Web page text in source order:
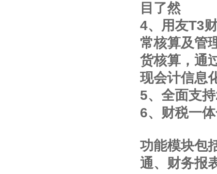
目了然
4、用友T3
常核算及管
货核算，通
现会计信息
5、全面支
6、财税一
功能模块包
通、财务报